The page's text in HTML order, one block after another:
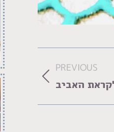
PREVIOUS
Previousהאביב